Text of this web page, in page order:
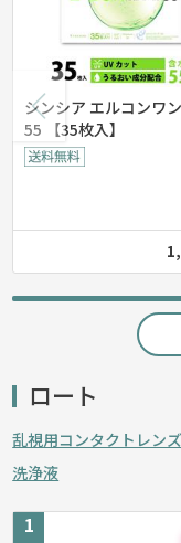
シンシア エルコンワ
55 【35枚入】
ロート
乱視用コンタクトレンズ
洗浄液